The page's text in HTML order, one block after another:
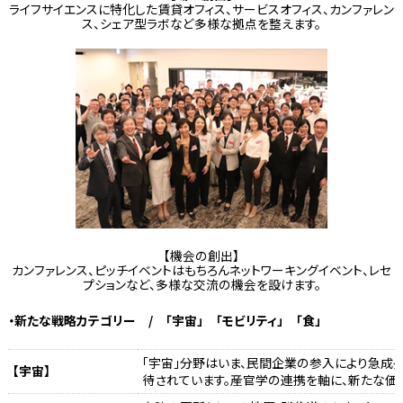
ライフサイエンスに特化した賃貸オフィス、サービスオフィス、カンファレン
ス、シェア型ラボなど多様な拠点を整えます。
【機会の創出】
カンファレンス、ピッチイベントはもちろんネットワーキングイベント、レセ
プションなど、多様な交流の機会を設けます。
・新たな戦略カテゴリー / 「宇宙」 「モビリティ」 「食」
【宇宙】
「宇宙」分野はいま、民間企業の参入により急
待されています。産官学の連携を軸に、新たな価